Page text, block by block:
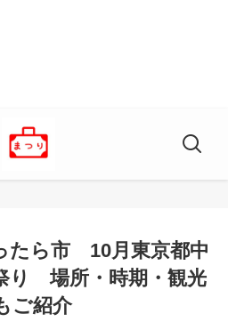
たら市 10月東京都中
り 場所・時期・観光
ご紹介